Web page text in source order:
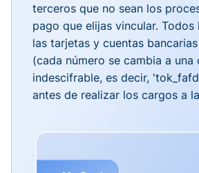
terceros que no sean los
pago que elijas vincular.
las tarjetas y cuentas
(cada número se cambia a una
indescifrable, es decir,
antes de realizar los cargos a